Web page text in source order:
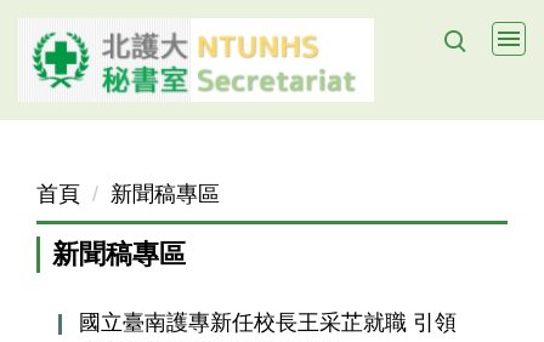
跳
到
要
首頁 新聞稿專區
新聞稿專區
國立臺南護專新任校長王采芷就職 引領